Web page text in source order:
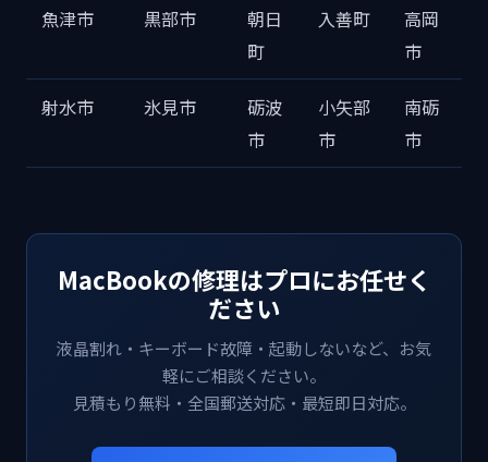
魚津市 黒部市
朝日
町
入善町
高岡
市
射水市 氷見市
砺波
市
小矢部
市
南砺
市
MacBookの修理はプロにお任せく
ださい
液晶割れ・キーボード故障・起動しないなど、お気
軽にご相談ください。
見積もり無料・全国郵送対応・最短即日対応。